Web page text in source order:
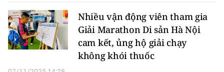
中文
Nhiều vận động viên tham gia
Giải Marathon Di sản Hà Nội
cam kết, ủng hộ giải chạy
không khói thuốc